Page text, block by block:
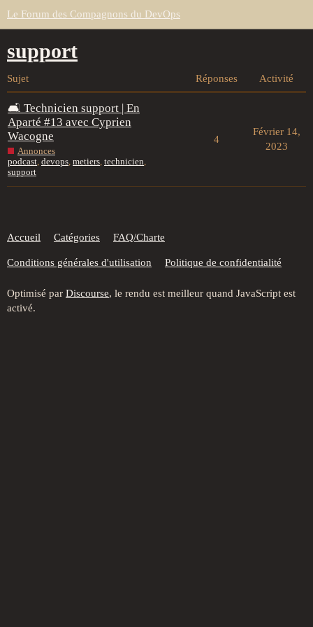
Le Forum des Compagnons du DevOps
support
Sujet Réponses Activité
🛋️ Technicien support | En
Aparté #13 avec Cyprien
Wacogne
Annonces
podcast, devops, metiers, technicien,
support
4
Février 14,
2023
Accueil Catégories FAQ/Charte
Conditions générales d'utilisation Politique de confidentialité
Optimisé par Discourse, le rendu est meilleur quand JavaScript est
activé.